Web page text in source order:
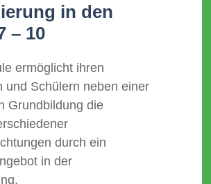
in den
– 10
ermöglicht ihren
und Schülern neben einer
Grundbildung die
durch ein
in der